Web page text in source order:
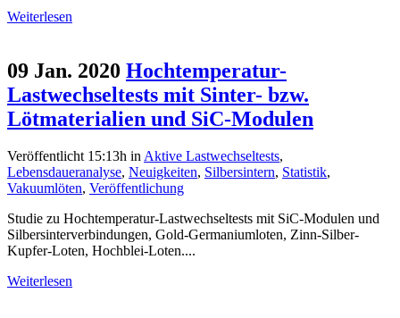
Weiterlesen
09 Jan. 2020 Hochtemperatur-
Lastwechseltests mit Sinter- bzw.
Lötmaterialien und SiC-Modulen
Veröffentlicht 15:13h inAktive Lastwechseltests,
Lebensdaueranalyse, Neuigkeiten, Silbersintern, Statistik,
Vakuumlöten, Veröffentlichung
Studie zu Hochtemperatur-Lastwechseltests mit SiC-Modulen und
Silbersinterverbindungen, Gold-Germaniumloten, Zinn-Silber-
Kupfer-Loten, Hochblei-Loten....
Weiterlesen